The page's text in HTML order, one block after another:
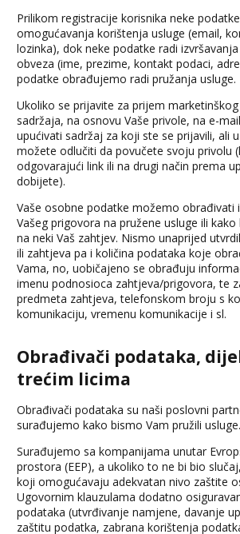
Prilikom registracije korisnika neke
omogućavanja korištenja usluge (email,
lozinka), dok neke podatke radi
obveza (ime, prezime, kontakt podaci,
podatke obrađujemo radi pružanja usluge.
Ukoliko se prijavite za prijem
sadržaja, na osnovu Vaše privole, na e-
upućivati sadržaj za koji ste se prijavili, ali
možete odlučiti da povučete svoju privolu
odgovarajući link ili na drugi način prema
dobijete).
Vaše osobne podatke možemo obrađivati
Vašeg prigovora na pružene usluge ili
na neki Vaš zahtjev. Nismo unaprijed
ili zahtjeva pa i količina podataka koje
Vama, no, uobičajeno se obrađuju
imenu podnosioca zahtjeva/prigovora, te
predmeta zahtjeva, telefonskom broju s
komunikaciju, vremenu komunikacije i sl.
Obrađivači podataka,
trećim licima
Obrađivači podataka su naši poslovni
surađujemo kako bismo Vam pružili usluge.
Surađujemo sa kompanijama unutar
prostora (EEP), a ukoliko to ne bi bio
koji omogućavaju adekvatan nivo zaštite
Ugovornim klauzulama dodatno
podataka (utvrđivanje namjene, davanje
zaštitu podatka, zabrana korištenja